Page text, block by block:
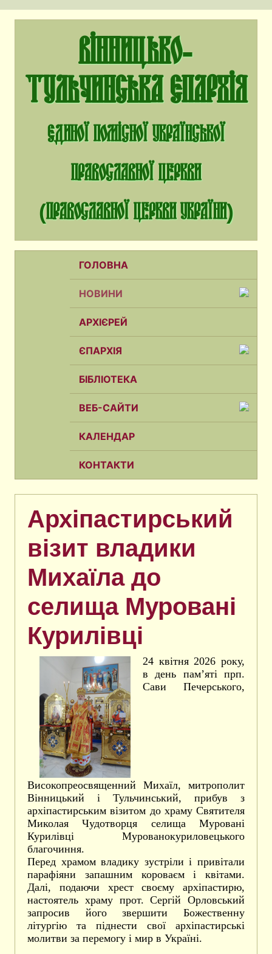
Вінницько-
Тульчинська єпархія
єдиної помісної Української
Православної Церкви
(Православної Церкви України)
ГОЛОВНА
НОВИНИ
АРХІЄРЕЙ
ЄПАРХІЯ
БІБЛІОТЕКА
ВЕБ-САЙТИ
КАЛЕНДАР
КОНТАКТИ
Архіпастирський
візит владики
Михаїла до
селища Муровані
Курилівці
24 квітня 2026 року,
в день пам’яті прп.
Сави Печерського,
Високопреосвященний Михаїл, митрополит
Вінницький і Тульчинський, прибув з
архіпастирським візитом до храму Святителя
Миколая Чудотворця селища Муровані
Курилівці Мурованокуриловецького
благочиння.
Перед храмом владику зустріли і привітали
парафіяни запашним короваєм і квітами.
Далі, подаючи хрест своєму архіпастирю,
настоятель храму прот. Сергій Орловський
запросив його звершити Божественну
літургію та піднести свої архіпастирські
молитви за перемогу і мир в Україні.